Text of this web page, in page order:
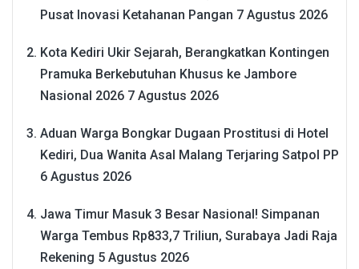
Pusat Inovasi Ketahanan Pangan 7 Agustus 2026
Kota Kediri Ukir Sejarah, Berangkatkan Kontingen
Pramuka Berkebutuhan Khusus ke Jambore
Nasional 2026 7 Agustus 2026
Aduan Warga Bongkar Dugaan Prostitusi di Hotel
Kediri, Dua Wanita Asal Malang Terjaring Satpol PP
6 Agustus 2026
Jawa Timur Masuk 3 Besar Nasional! Simpanan
Warga Tembus Rp833,7 Triliun, Surabaya Jadi Raja
Rekening 5 Agustus 2026